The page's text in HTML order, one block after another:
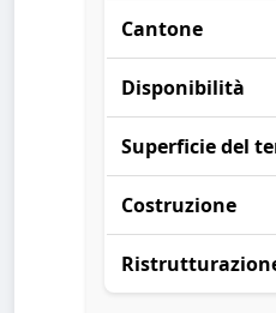
Cantone
Disponibilità
Superficie del
Costruzione